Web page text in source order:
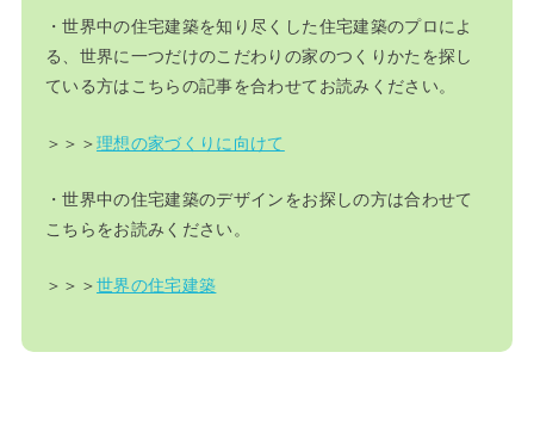
・世界中の住宅建築を知り尽くした住宅建築のプロによ
る、世界に一つだけのこだわりの家のつくりかたを探し
ている方はこちらの記事を合わせてお読みください。
＞＞＞理想の家づくりに向けて
・世界中の住宅建築のデザインをお探しの方は合わせて
こちらをお読みください。
＞＞＞世界の住宅建築